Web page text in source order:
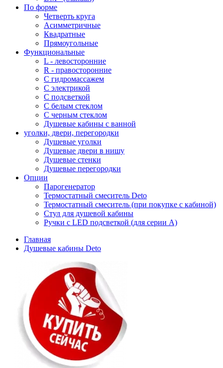
По форме
Четверть круга
Асимметричные
Квадратные
Прямоугольные
Функциональные
L - левосторонние
R - правосторонние
С гидромассажем
С электрикой
С подсветкой
С белым стеклом
С черным стеклом
Душевые кабины с ванной
уголки, двери, перегородки
Душевые уголки
Душевые двери в нишу
Душевые стенки
Душевые перегородки
Опции
Парогенератор
Термостатный смеситель Deto
Термостатный смеситель (при покупке с кабиной)
Стул для душевой кабины
Ручки с LED подсветкой (для серии A)
Главная
Душевые кабины Deto